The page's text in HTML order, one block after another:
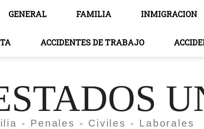
GENERAL FAMILIA INMIGRACION
ACCIDENTES DE TRABAJO
- Penales - Civiles - Laborales